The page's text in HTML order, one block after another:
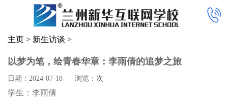
主页 > 新生访谈 >
以梦为笔，绘青春华章：李雨倩的追梦之旅
日期：2024-07-18 浏览： 次
学生：李雨倩